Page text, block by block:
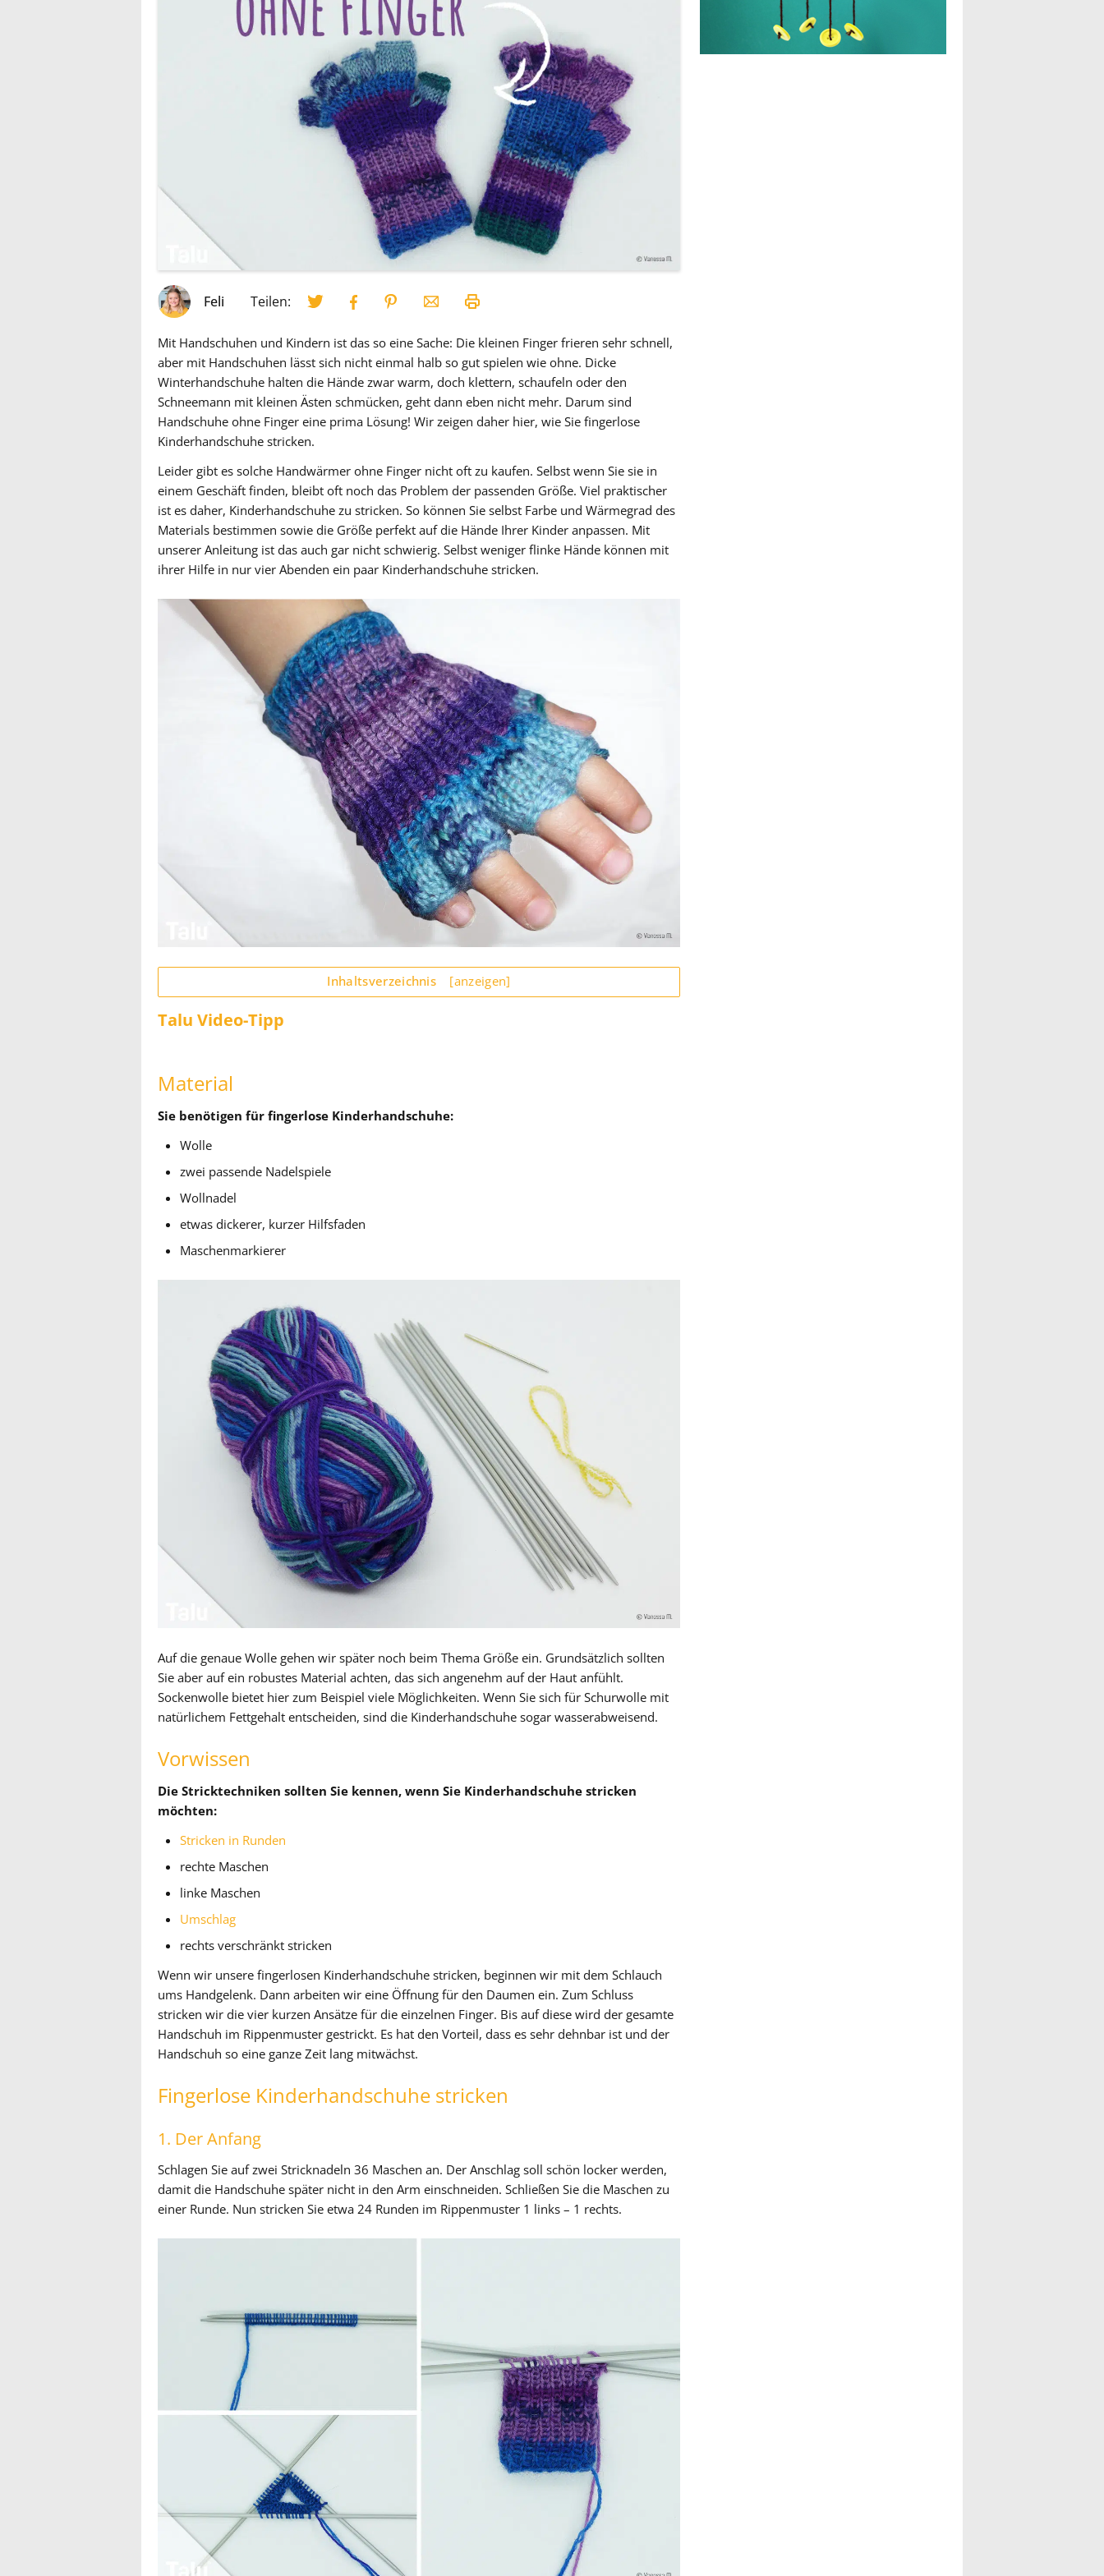
Feli Teilen:
Mit Handschuhen und Kindern ist das so eine Sache: Die kleinen Finger frieren sehr schnell,
aber mit Handschuhen lässt sich nicht einmal halb so gut spielen wie ohne. Dicke
Winterhandschuhe halten die Hände zwar warm, doch klettern, schaufeln oder den
Schneemann mit kleinen Ästen schmücken, geht dann eben nicht mehr. Darum sind
Handschuhe ohne Finger eine prima Lösung! Wir zeigen daher hier, wie Sie fingerlose
Kinderhandschuhe stricken.
Leider gibt es solche Handwärmer ohne Finger nicht oft zu kaufen. Selbst wenn Sie sie in
einem Geschäft finden, bleibt oft noch das Problem der passenden Größe. Viel praktischer
ist es daher, Kinderhandschuhe zu stricken. So können Sie selbst Farbe und Wärmegrad des
Materials bestimmen sowie die Größe perfekt auf die Hände Ihrer Kinder anpassen. Mit
unserer Anleitung ist das auch gar nicht schwierig. Selbst weniger flinke Hände können mit
ihrer Hilfe in nur vier Abenden ein paar Kinderhandschuhe stricken.
Inhaltsverzeichnis [anzeigen]
Talu Video-Tipp
Material
Sie benötigen für fingerlose Kinderhandschuhe:
Wolle
zwei passende Nadelspiele
Wollnadel
etwas dickerer, kurzer Hilfsfaden
Maschenmarkierer
Auf die genaue Wolle gehen wir später noch beim Thema Größe ein. Grundsätzlich sollten
Sie aber auf ein robustes Material achten, das sich angenehm auf der Haut anfühlt.
Sockenwolle bietet hier zum Beispiel viele Möglichkeiten. Wenn Sie sich für Schurwolle mit
natürlichem Fettgehalt entscheiden, sind die Kinderhandschuhe sogar wasserabweisend.
Vorwissen
Die Stricktechniken sollten Sie kennen, wenn Sie Kinderhandschuhe stricken
möchten:
Stricken in Runden
rechte Maschen
linke Maschen
Umschlag
rechts verschränkt stricken
Wenn wir unsere fingerlosen Kinderhandschuhe stricken, beginnen wir mit dem Schlauch
ums Handgelenk. Dann arbeiten wir eine Öffnung für den Daumen ein. Zum Schluss
stricken wir die vier kurzen Ansätze für die einzelnen Finger. Bis auf diese wird der gesamte
Handschuh im Rippenmuster gestrickt. Es hat den Vorteil, dass es sehr dehnbar ist und der
Handschuh so eine ganze Zeit lang mitwächst.
Fingerlose Kinderhandschuhe stricken
1. Der Anfang
Schlagen Sie auf zwei Stricknadeln 36 Maschen an. Der Anschlag soll schön locker werden,
damit die Handschuhe später nicht in den Arm einschneiden. Schließen Sie die Maschen zu
einer Runde. Nun stricken Sie etwa 24 Runden im Rippenmuster 1 links – 1 rechts.